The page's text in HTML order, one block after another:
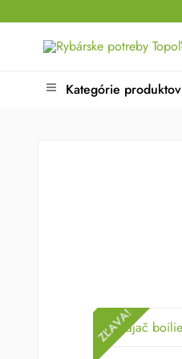
Kategórie produktov
ZĽAVA!
ZĽAVA!